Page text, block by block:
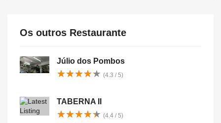
Os outros Restaurante
Júlio dos Pombos
★★★★★
★★★★★ (4.3 / 5)
TABERNA II
★★★★★
★★★★★ (4.4 / 5)